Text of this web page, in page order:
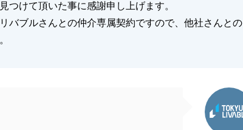
つけて頂いた事に感謝申し上げます。
バブルさんとの仲介専属契約ですので、他社さんとの